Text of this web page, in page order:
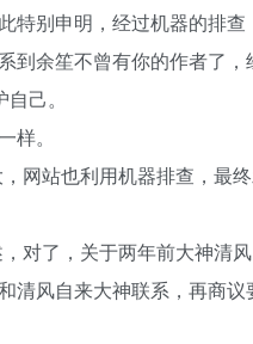
特别申明，经过机器的排查
到余笙不曾有你的作者了，
己。
。
网站也利用机器排查，最
对了，关于两年前大神清风
清风自来大神联系，再商